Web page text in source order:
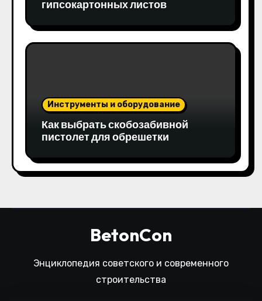
гипсокартонных листов
Инструменты и оборудование
Как выбрать скобозабивной
пистолет для обрешетки
BetonCon
Энциклопедия советского и современного
строительства